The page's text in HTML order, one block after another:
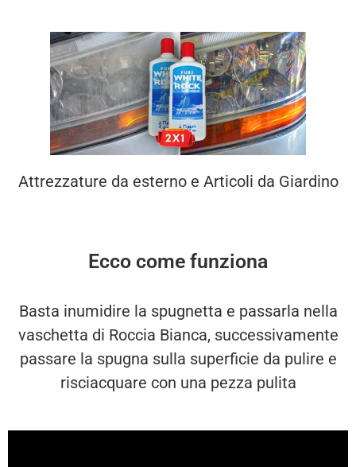
Attrezzature da esterno e Articoli da Giardino
Ecco come funziona
Basta inumidire la spugnetta e passarla nella
vaschetta di Roccia Bianca, successivamente
passare la spugna sulla superficie da pulire e
risciacquare con una pezza pulita